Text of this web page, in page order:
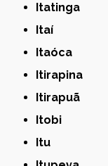
Itatinga
Itaí
Itaóca
Itirapina
Itirapuã
Itobi
Itu